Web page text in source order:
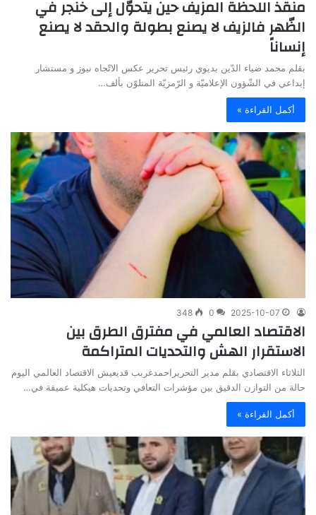
منقذ اللحظة المزيف حين يتحوّل إلى خنجر في
الظّهر فالزيف لا يصنع بطولة والحقد لا يصنع
إنساناً
بقلم محمد ضياء الدّين بديوي رئيس تحرير عكس الاتّجاه نيوز و مستشار
إبداعي في الشّؤون الإعلاميّة و الرّمزيّة المتلوّن بألف…
أكمل القراءة »
2025-10-07
0
348
الاقتصاد العالمي في مفترق الطرق بين
الاستقرار الهش والتحديات المتراكمة
الثلاثاء الاقتصادي بقلم مدير التحريراحمدغربب قديعيش الاقتصاد العالمي اليوم
حالة من التوازن الدقيق بين مؤشرات التعافي وتحديات هيكلية عميقة في…
أكمل القراءة »